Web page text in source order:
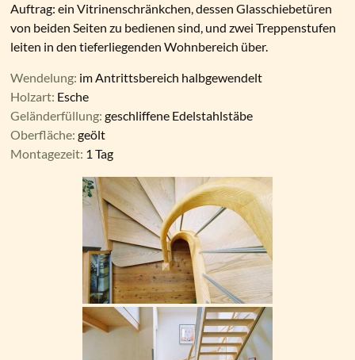
Auftrag: ein Vitrinenschränkchen, dessen Glasschiebetüren
von beiden Seiten zu bedienen sind, und zwei Treppenstufen
leiten in den tieferliegenden Wohnbereich über.
Wendelung: im Antrittsbereich halbgewendelt
Holzart: Esche
Geländerfüllung: geschliffene Edelstahlstäbe
Oberfläche: geölt
Montagezeit: 1 Tag